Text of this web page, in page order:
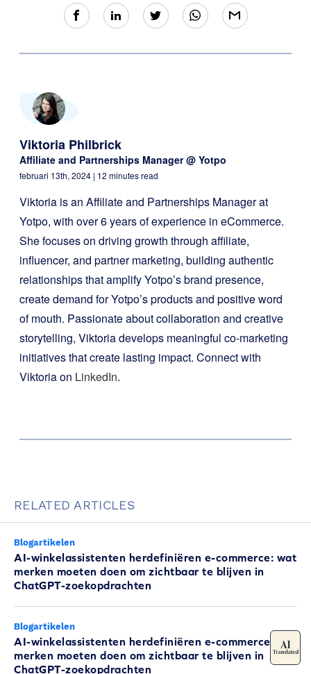
Viktoria Philbrick
Affiliate and Partnerships Manager @ Yotpo
februari 13th, 2024 | 12 minutes read
Viktoria is an Affiliate and Partnerships Manager at
Yotpo, with over 6 years of experience in eCommerce.
She focuses on driving growth through affiliate,
influencer, and partner marketing, building authentic
relationships that amplify Yotpo’s brand presence,
create demand for Yotpo’s products and positive word
of mouth. Passionate about collaboration and creative
storytelling, Viktoria develops meaningful co-marketing
initiatives that create lasting impact. Connect with
Viktoria on LinkedIn.
RELATED ARTICLES
Blogartikelen
AI-winkelassistenten herdefiniëren e-commerce: wat
merken moeten doen om zichtbaar te blijven in
ChatGPT-zoekopdrachten
Blogartikelen
AI-winkelassistenten herdefiniëren e-commerce: wat
merken moeten doen om zichtbaar te blijven in
ChatGPT-zoekopdrachten